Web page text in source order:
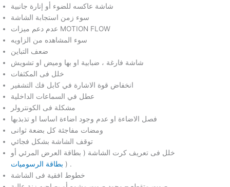
شاشة عاكسه للضوء أو إنارة جانبية
سوء زمن استجابة الشاشة
عدم دعم ميزات MOTION FLOW
سوء المشاهده من الزاويه
ضعف التباين
شاشة فارغة ، ضبابية او بها وميض او تشويش
خلل فى المكثفات
انخفاض قوة الاشارة في كابل فك التشفير
عطل في السماعات الداخلية
مشكلة فى الكونترولر
فصل الاضاءة او عدم وجود اضاءة اساسا او تذبذبها
ومضات مفاجئة كل بضعة ثوانى
توقف الشاشة بشكل فجائي
بطاقة الرسوميات ) .
خطوط افقية فى الشاشة